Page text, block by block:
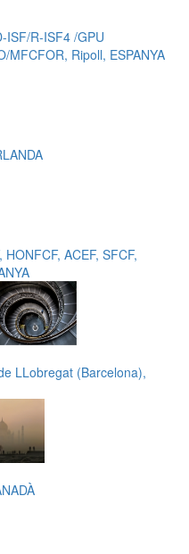
ISF/R-ISF4 /GPU
MFCFOR, Ripoll, ESPANYA
HONFCF, ACEF, SFCF,
LLobregat (Barcelona),